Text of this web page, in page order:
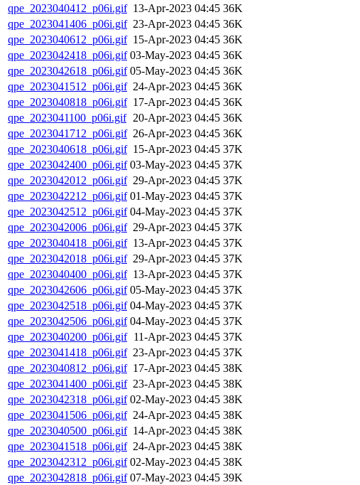
qpe_2023040412_p06i.gif 13-Apr-2023 04:45 36K
qpe_2023041406_p06i.gif 23-Apr-2023 04:45 36K
qpe_2023040612_p06i.gif 15-Apr-2023 04:45 36K
qpe_2023042418_p06i.gif 03-May-2023 04:45 36K
qpe_2023042618_p06i.gif 05-May-2023 04:45 36K
qpe_2023041512_p06i.gif 24-Apr-2023 04:45 36K
qpe_2023040818_p06i.gif 17-Apr-2023 04:45 36K
qpe_2023041100_p06i.gif 20-Apr-2023 04:45 36K
qpe_2023041712_p06i.gif 26-Apr-2023 04:45 36K
qpe_2023040618_p06i.gif 15-Apr-2023 04:45 37K
qpe_2023042400_p06i.gif 03-May-2023 04:45 37K
qpe_2023042012_p06i.gif 29-Apr-2023 04:45 37K
qpe_2023042212_p06i.gif 01-May-2023 04:45 37K
qpe_2023042512_p06i.gif 04-May-2023 04:45 37K
qpe_2023042006_p06i.gif 29-Apr-2023 04:45 37K
qpe_2023040418_p06i.gif 13-Apr-2023 04:45 37K
qpe_2023042018_p06i.gif 29-Apr-2023 04:45 37K
qpe_2023040400_p06i.gif 13-Apr-2023 04:45 37K
qpe_2023042606_p06i.gif 05-May-2023 04:45 37K
qpe_2023042518_p06i.gif 04-May-2023 04:45 37K
qpe_2023042506_p06i.gif 04-May-2023 04:45 37K
qpe_2023040200_p06i.gif 11-Apr-2023 04:45 37K
qpe_2023041418_p06i.gif 23-Apr-2023 04:45 37K
qpe_2023040812_p06i.gif 17-Apr-2023 04:45 38K
qpe_2023041400_p06i.gif 23-Apr-2023 04:45 38K
qpe_2023042318_p06i.gif 02-May-2023 04:45 38K
qpe_2023041506_p06i.gif 24-Apr-2023 04:45 38K
qpe_2023040500_p06i.gif 14-Apr-2023 04:45 38K
qpe_2023041518_p06i.gif 24-Apr-2023 04:45 38K
qpe_2023042312_p06i.gif 02-May-2023 04:45 38K
qpe_2023042818_p06i.gif 07-May-2023 04:45 39K